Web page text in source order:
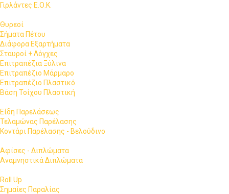
Γιρλάντες Ε.Ο.Κ.
Θυρεοί
Σήματα Πέτου
Διάφορα Εξαρτήματα
Σταυροί + Λόγχες
Επιτραπέζια Ξύλινα
Επιτραπέζιο Μάρμαρο
Επιτραπέζιο Πλαστικό
Βάση Τοίχου Πλαστική
Είδη Παρελάσεως
Τελαμώνας Παρέλασης
Κοντάρι Παρέλασης - Βελούδινο
Αφίσες - Διπλώματα
Αναμνηστικά Διπλώματα
Roll Up
Σημαίες Παραλίας